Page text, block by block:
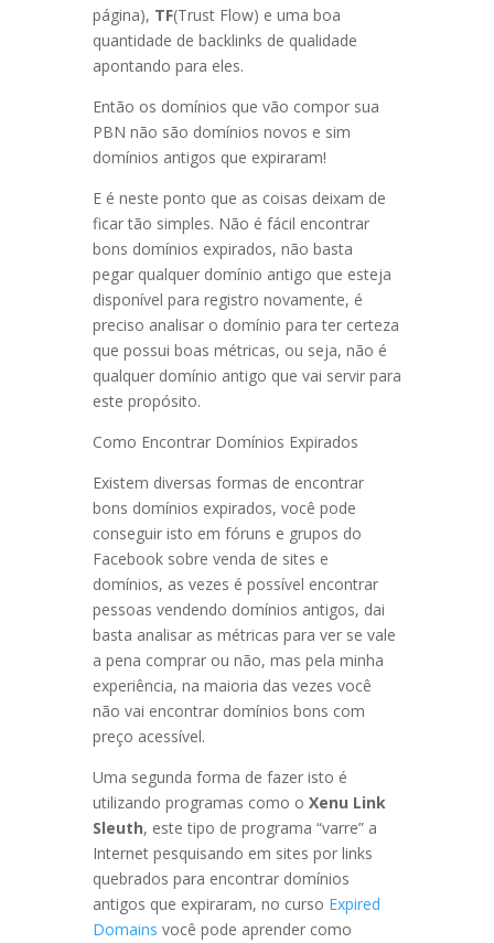
página), TF(Trust Flow) e uma boa
quantidade de backlinks de qualidade
apontando para eles.
Então os domínios que vão compor sua
PBN não são domínios novos e sim
domínios antigos que expiraram!
E é neste ponto que as coisas deixam de
ficar tão simples. Não é fácil encontrar
bons domínios expirados, não basta
pegar qualquer domínio antigo que esteja
disponível para registro novamente, é
preciso analisar o domínio para ter certeza
que possui boas métricas, ou seja, não é
qualquer domínio antigo que vai servir para
este propósito.
Como Encontrar Domínios Expirados
Existem diversas formas de encontrar
bons domínios expirados, você pode
conseguir isto em fóruns e grupos do
Facebook sobre venda de sites e
domínios, as vezes é possível encontrar
pessoas vendendo domínios antigos, dai
basta analisar as métricas para ver se vale
a pena comprar ou não, mas pela minha
experiência, na maioria das vezes você
não vai encontrar domínios bons com
preço acessível.
Uma segunda forma de fazer isto é
utilizando programas como o Xenu Link
Sleuth, este tipo de programa “varre” a
Internet pesquisando em sites por links
quebrados para encontrar domínios
antigos que expiraram, no curso Expired
Domains você pode aprender como